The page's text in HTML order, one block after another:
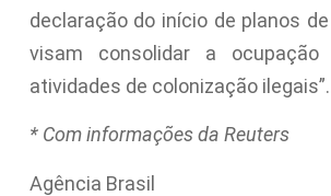
declaração do início de planos
visam consolidar a
atividades de colonização ilegais”.
* Com informações da Reuters
Agência Brasil